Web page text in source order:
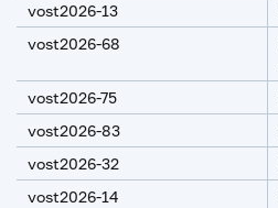
vost2026-13
vost2026-68
vost2026-75
vost2026-83
vost2026-32
vost2026-14